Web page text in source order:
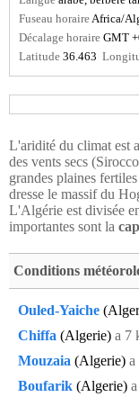
Fuseau horaireAfrica/
Décalage horaire GMT
Latitude 36.463
L'aridité du climat est
des vents secs
grandes plaines
dresse le massif du
L'Algérie est divisée
importantes sont la
Conditions
Ouled-Yaiche
Chiffa (Algerie) a 7
Mouzaia (Algerie) a
Boufarik (Algerie)